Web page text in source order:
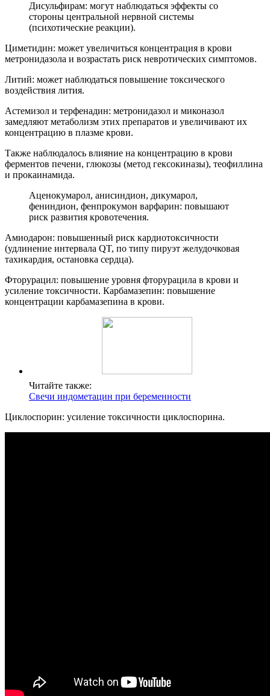
Дисульфирам: могут наблюдаться эффекты со
стороны центральной нервной системы
(психотические реакции).
Циметидин: может увеличиться концентрация в крови
метронидазола и возрастать риск невротических симптомов.
Литий: может наблюдаться повышение токсического
воздействия лития.
Астемизол и терфенадин: метронидазол и миконазол
замедляют метаболизм этих препаратов и увеличивают их
концентрацию в плазме крови.
Также наблюдалось влияние на концентрацию в крови
ферментов печени, глюкозы (метод гексокиназы), теофиллина
и прокаинамида.
Аценокумарол, анисиндион, дикумарол,
фениндион, фенпрокумон варфарин: повышают
риск развития кровотечения.
Амиодарон: повышенный риск кардиотоксичности
(удлинение интервала QT, по типу пируэт желудочковая
тахикардия, остановка сердца).
Фторурацил: повышение уровня фторурацила в крови и
усиление токсичности. Карбамазепин: повышение
концентрации карбамазепина в крови.
Читайте также:
Свечи индометацин при беременности
Циклоспорин: усиление токсичности циклоспорина.